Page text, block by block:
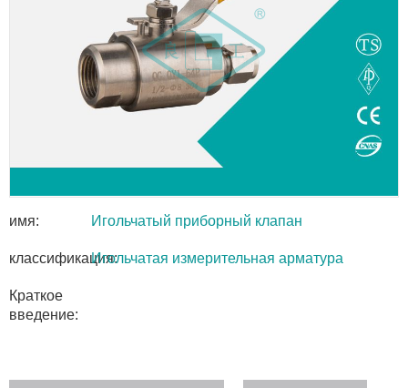
имя: Игольчатый приборный клапан
классификация:Игольчатая измерительная арматура
Краткое
введение: